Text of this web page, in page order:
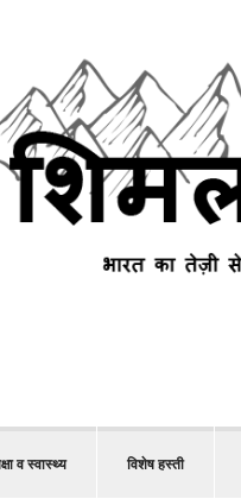
व स्वास्थ्य विशेष हस्ती